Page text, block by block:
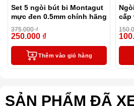
Set 5 ngòi bút bi Montagut
mực đen 0.5mm chính hãng
375.000₫
250.000 ₫
Thêm vào giỏ hàng
cấp
SẢN PHẨM ĐÃ